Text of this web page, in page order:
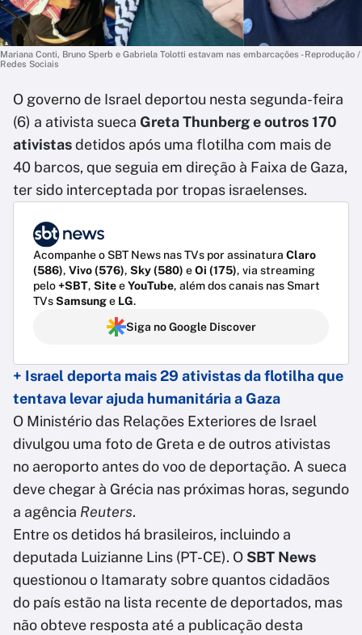
Mariana Conti, Bruno Sperb e Gabriela Tolotti estavam nas embarcações - Reprodução /
Redes Sociais
O governo de Israel deportou nesta segunda-feira
(6) a ativista sueca Greta Thunberg e outros 170
ativistasdetidos após uma flotilha com mais de
40 barcos, que seguia em direção à Faixa de Gaza,
ter sido interceptada por tropas israelenses.
Acompanhe o SBT News nas TVs por assinatura Claro
(586), Vivo (576), Sky (580) eOi (175), via streaming
pelo+SBT, SiteeYouTube, além dos canais nas Smart
TVsSamsunge LG.
Siga no Google Discover
+ Israel deporta mais 29 ativistas da flotilha que
tentava levar ajuda humanitária a Gaza
O Ministério das Relações Exteriores de Israel
divulgou uma foto de Greta e de outros ativistas
no aeroporto antes do voo de deportação. A sueca
deve chegar à Grécia nas próximas horas, segundo
a agência Reuters.
Entre os detidos há brasileiros, incluindo a
deputada Luizianne Lins (PT-CE). O SBT News
questionou o Itamaraty sobre quantos cidadãos
do país estão na lista recente de deportados, mas
não obteve resposta até a publicação desta